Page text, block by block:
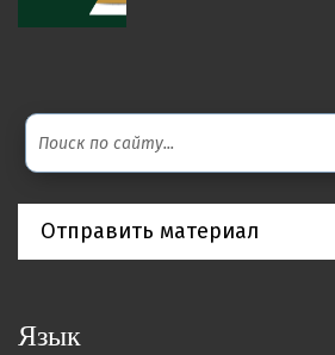
Отправить материал
Язык